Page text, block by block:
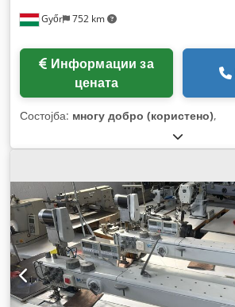
Győr 752 km
цената
Состојба: многу добро (користено),